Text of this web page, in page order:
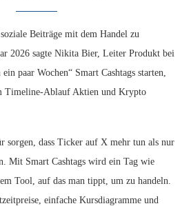
Beiträge mit dem Handel zu
2026 sagte Nikita Bier, Leiter Produkt bei
paar Wochen“ Smart Cashtags starten,
Timeline-Ablauf Aktien und Krypto
sorgen, dass Ticker auf X mehr tun als nur
Mit Smart Cashtags wird ein Tag wie
Tool, auf das man tippt, um zu handeln.
einfache Kursdiagramme und